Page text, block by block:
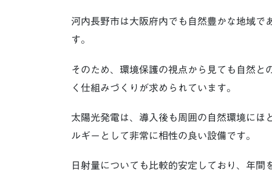
河内長野市は大阪府内でも自然豊かな地域で
す。
そのため、環境保護の視点から見ても自然
く仕組みづくりが求められています。
太陽光発電は、導入後も周囲の自然環境にほ
ルギーとして非常に相性の良い設備です。
日射量についても比較的安定しており、年